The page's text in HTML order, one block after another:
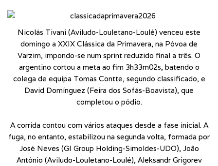
Nicolás Tivani (Aviludo-Louletano-Loulé) venceu este
domingo a XXIX Clássica da Primavera, na Póvoa de
Varzim, impondo-se num sprint reduzido final a três. O
argentino cortou a meta ao fim 3h33m02s, batendo o
colega de equipa Tomas Contte, segundo classificado, e
David Domínguez (Feira dos Sofás-Boavista), que
completou o pódio.
A corrida contou com vários ataques desde a fase inicial. A
fuga, no entanto, estabilizou na segunda volta, formada por
José Neves (GI Group Holding-Simoldes-UDO), João
António (Aviludo-Louletano-Loulé), Aleksandr Grigorev